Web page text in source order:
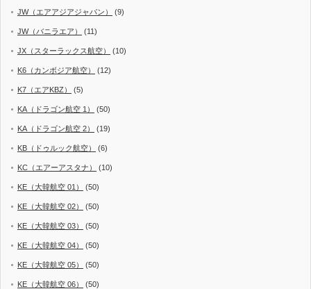
JW（エアアジアジャパン） (9)
JW（バニラエア） (11)
JX（スターラックス航空） (10)
K6（カンボジア航空） (12)
K7（エアKBZ） (5)
KA（ドラゴン航空 1） (50)
KA（ドラゴン航空 2） (19)
KB（ドゥルック航空） (6)
KC（エアーアスタナ） (10)
KE（大韓航空 01） (50)
KE（大韓航空 02） (50)
KE（大韓航空 03） (50)
KE（大韓航空 04） (50)
KE（大韓航空 05） (50)
KE（大韓航空 06） (50)